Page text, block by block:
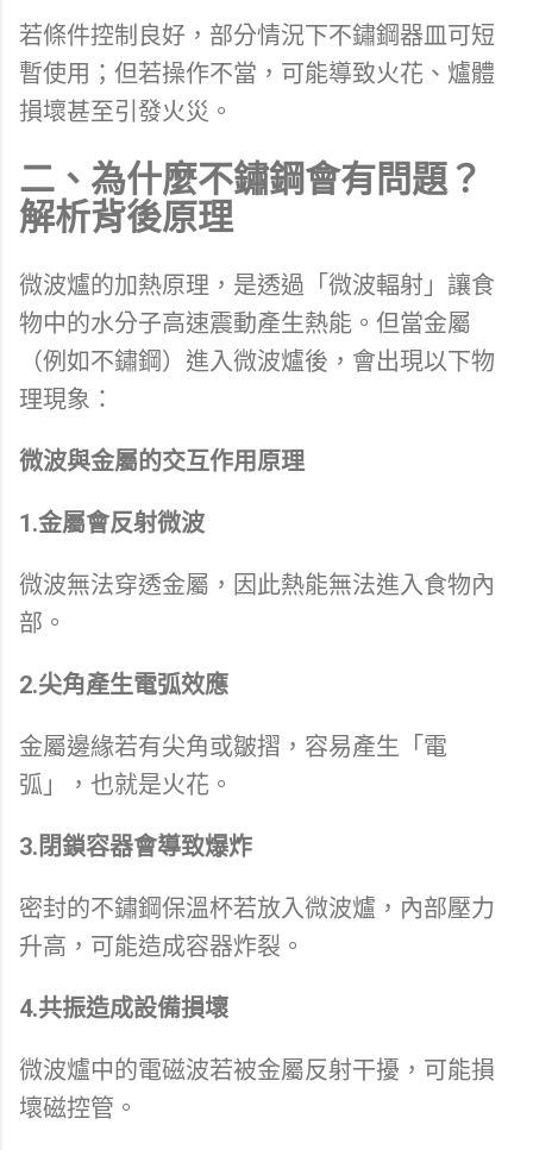
若條件控制良好，部分情況下不鏽鋼器皿可短
暫使用；但若操作不當，可能導致火花、爐體
損壞甚至引發火災。
二、為什麼不鏽鋼會有問題？
解析背後原理
微波爐的加熱原理，是透過「微波輻射」讓食
物中的水分子高速震動產生熱能。但當金屬
（例如不鏽鋼）進入微波爐後，會出現以下物
理現象：
微波與金屬的交互作用原理
1.金屬會反射微波
微波無法穿透金屬，因此熱能無法進入食物內
部。
2.尖角產生電弧效應
金屬邊緣若有尖角或皺摺，容易產生「電
弧」，也就是火花。
3.閉鎖容器會導致爆炸
密封的不鏽鋼保溫杯若放入微波爐，內部壓力
升高，可能造成容器炸裂。
4.共振造成設備損壞
微波爐中的電磁波若被金屬反射干擾，可能損
壞磁控管。